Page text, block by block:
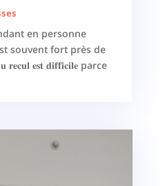
en personne
souvent fort près de
𝐞𝐬𝐭 𝐝𝐢𝐟𝐟𝐢𝐜𝐢𝐥𝐞 parce